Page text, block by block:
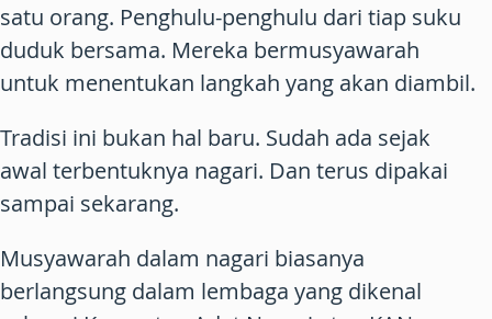
satu orang. Penghulu-penghulu dari tiap suku
duduk bersama. Mereka bermusyawarah
untuk menentukan langkah yang akan diambil.
Tradisi ini bukan hal baru. Sudah ada sejak
awal terbentuknya nagari. Dan terus dipakai
sampai sekarang.
Musyawarah dalam nagari biasanya
berlangsung dalam lembaga yang dikenal